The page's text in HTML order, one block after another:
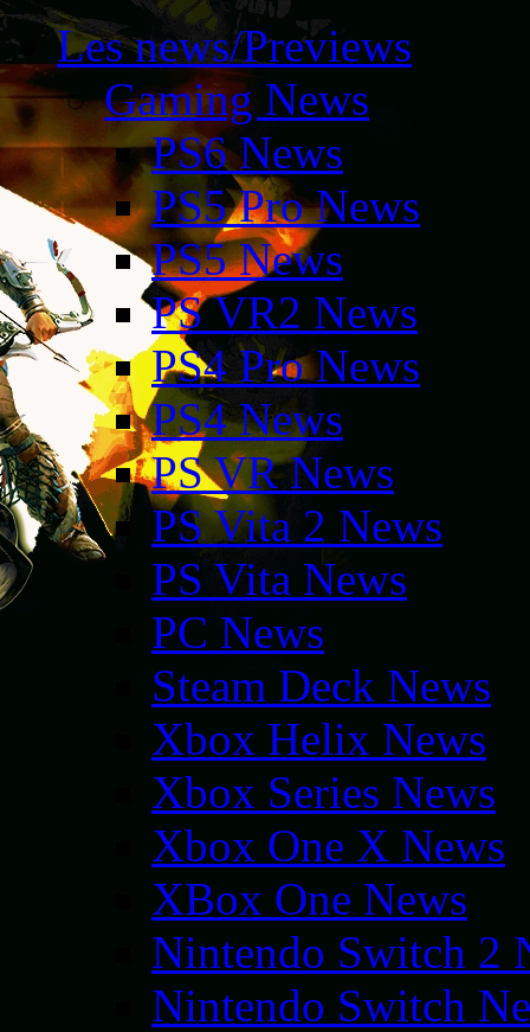
Les news/Previews
Gaming News
PS6 News
PS5 Pro News
PS5 News
PS VR2 News
PS4 Pro News
PS4 News
PS VR News
PS Vita 2 News
PS Vita News
PC News
Steam Deck News
Xbox Helix News
Xbox Series News
Xbox One X News
XBox One News
Nintendo Switch 2
Nintendo Switch